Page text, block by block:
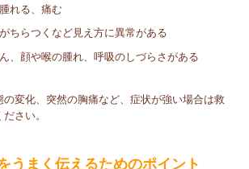
れる、痛む
ちらつくなど見え方に異常がある
、顔や喉の腫れ、呼吸のしづらさがある
の変化、突然の胸痛など、症状が強い場合は救
さい。
うまく伝えるためのポイント